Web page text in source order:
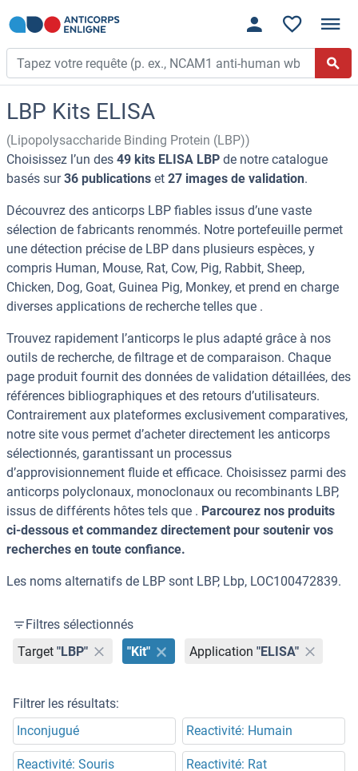
LBP Kits ELISA
(Lipopolysaccharide Binding Protein (LBP))
Choisissez l’un des 49 kits ELISA LBP de notre catalogue
basés sur36 publications et 27 images de validation.
Découvrez des anticorps LBP fiables issus d’une vaste
sélection de fabricants renommés. Notre portefeuille permet
une détection précise de LBP dans plusieurs espèces, y
compris Human, Mouse, Rat, Cow, Pig, Rabbit, Sheep,
Chicken, Dog, Goat, Guinea Pig, Monkey, et prend en charge
diverses applications de recherche telles que .
Trouvez rapidement l’anticorps le plus adapté grâce à nos
outils de recherche, de filtrage et de comparaison. Chaque
page produit fournit des données de validation détaillées, des
références bibliographiques et des retours d’utilisateurs.
Contrairement aux plateformes exclusivement comparatives,
notre site vous permet d’acheter directement les anticorps
sélectionnés, garantissant un processus
d’approvisionnement fluide et efficace. Choisissez parmi des
anticorps polyclonaux, monoclonaux ou recombinants LBP,
issus de différents hôtes tels que . Parcourez nos produits
ci-dessous et commandez directement pour soutenir vos
recherches en toute confiance.
Les noms alternatifs de LBP sont LBP, Lbp, LOC100472839.
Filtres sélectionnés
Target "LBP" "Kit" Application "ELISA"
Filtrer les résultats:
Inconjugué
Reactivité: Humain
Reactivité: Souris Reactivité: Rat